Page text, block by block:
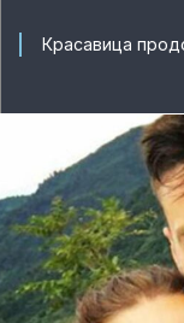
Красавица